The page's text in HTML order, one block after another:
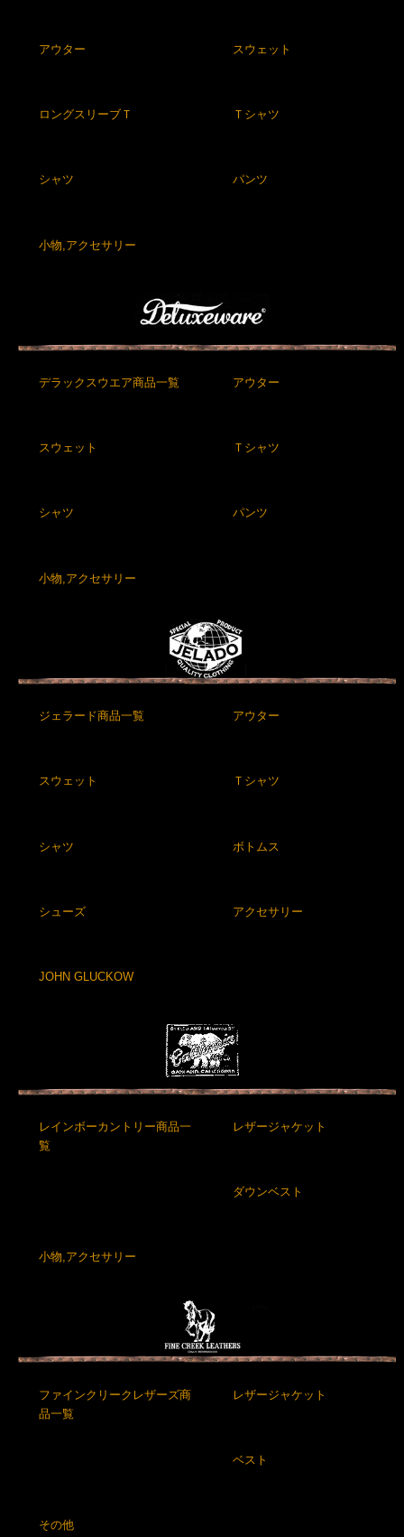
アウター スウェット
ロングスリーブＴ Ｔシャツ
シャツ パンツ
小物,アクセサリー
デラックスウエア商品一覧 アウター
スウェット Ｔシャツ
シャツ パンツ
小物,アクセサリー
ジェラード商品一覧 アウター
スウェット Ｔシャツ
シャツ ボトムス
シューズ アクセサリー
JOHN GLUCKOW
レインボーカントリー商品一
覧
レザージャケット
ダウンベスト
小物,アクセサリー
ファインクリークレザーズ商
品一覧
レザージャケット
ベスト
その他